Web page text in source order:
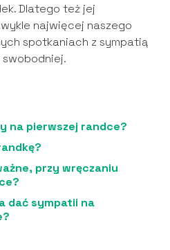
Dlatego też jej
najwięcej naszego
spotkaniach z sympatią
swobodniej.
na pierwszej randce?
przy wręczaniu
dać sympatii na